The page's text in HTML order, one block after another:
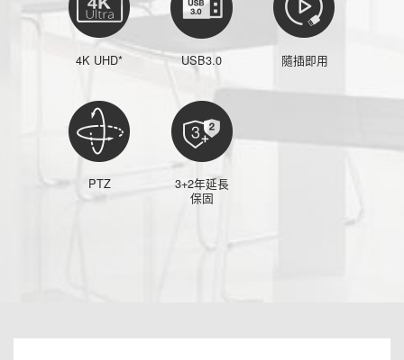
4K UHD* USB3.0 隨插即用
PTZ
3+2年延長
保固